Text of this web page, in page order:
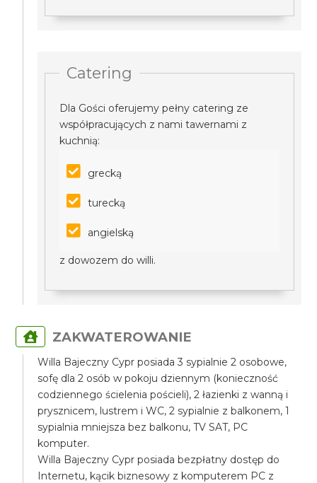
Catering
Dla Gości oferujemy pełny catering ze
współpracujących z nami tawernami z
kuchnią:
grecką
turecką
angielską
z dowozem do willi.
ZAKWATEROWANIE
Willa Bajeczny Cypr posiada 3 sypialnie 2 osobowe,
sofę dla 2 osób w pokoju dziennym (konieczność
codziennego ścielenia pościeli), 2 łazienki z wanną i
prysznicem, lustrem i WC, 2 sypialnie z balkonem, 1
sypialnia mniejsza bez balkonu, TV SAT, PC
komputer.
Willa Bajeczny Cypr posiada bezpłatny dostęp do
Internetu, kącik biznesowy z komputerem PC z